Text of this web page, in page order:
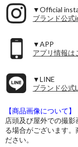
▼Official
ブランド公式
▼APP
アプリ情報は
▼LINE
ブランド公式
【商品画像について】
店頭及び屋外での撮
る場合がございます。
ださい。